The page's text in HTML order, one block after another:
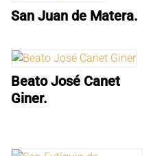
San Juan de Matera.
Beato José Canet
Giner.